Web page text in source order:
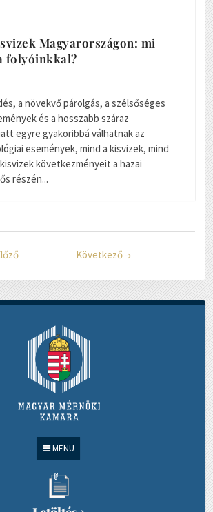
MENÜ
Magyarországon: mi
folyóinkkal?
a növekvő párolgás, a szélsőséges
és a hosszabb száraz
egyre gyakoribbá válhatnak az
események, mind a kisvizek, mind
következményeit a hazai
részén...
Következő→